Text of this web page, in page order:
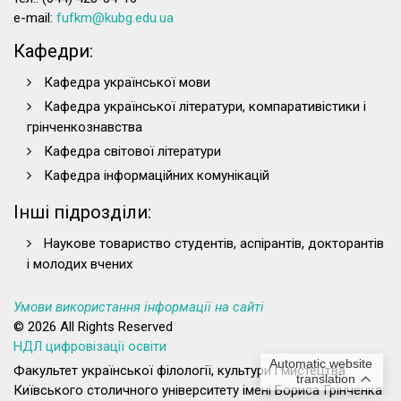
Опис освітньої програми (зміни 2023)
Опис освітньої програми (зміни 2024)
Детальніше з навчальними планами можна ознайомитися
Навчальний план (2020) заочна форма
Навчальний план (2023) заочна форма
Навчальний план (2024) денна форма
Шановні колеги!
Запрошую усіх стейкхолдерів до співпраці щодо
реалізації та покращення освітньої програми. Свої
пропозиції прошу надсилати на електронну адресу:
Automatic website
translation
e-mail: fufkm@kubg.edu.ua
Кафедри:
Кафедра української мови
Кафедра української літератури, компаративістики і
грінченкознавства
Кафедра світової літератури
Кафедра інформаційних комунікацій
Інші підрозділи:
Наукове товариство студентів, аспірантів, докторантів
і молодих вчених
Умови використання інформації на сайті
© 2026 All Rights Reserved
НДЛ цифровізації освіти
Факультет української філології, культури і мистецтва
Київського столичного університету імені Бориса Грінченка